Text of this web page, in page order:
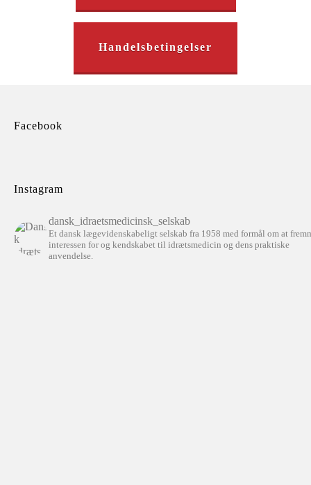
Handelsbetingelser
Facebook
Instagram
dansk_idraetsmedicinsk_selskab
Et dansk lægevidenskabeligt selskab fra 1958 med formål om at
interessen for og kendskabet til idrætsmedicin og dens praktiske
anvendelse.